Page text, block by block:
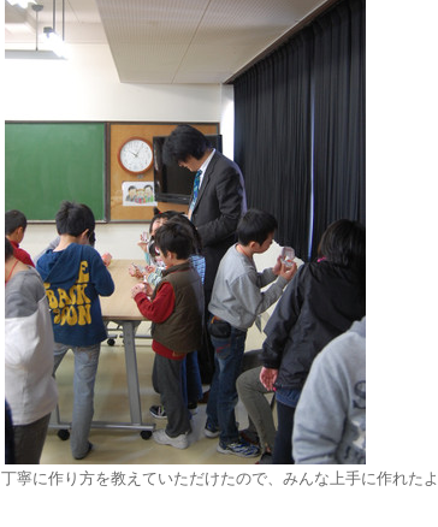
丁寧に作り方を教えていただけたので、みんな上手に作れたよ